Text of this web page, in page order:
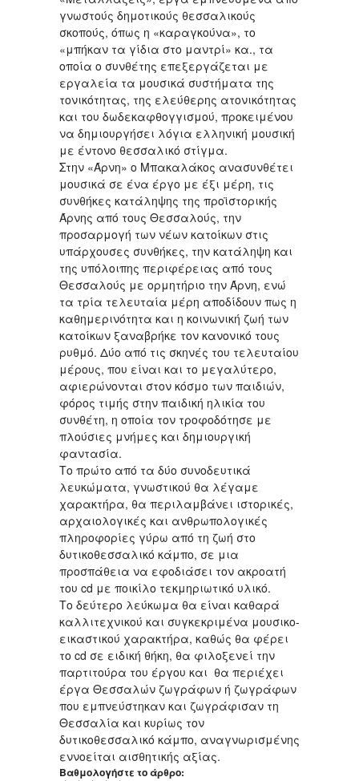
γνωστούς δημοτικούς θεσσαλικούς
σκοπούς, όπως η «καραγκούνα», το
«μπήκαν τα γίδια στο μαντρί» κα., τα
οποία ο συνθέτης επεξεργάζεται με
εργαλεία τα μουσικά συστήματα της
τονικότητας, της ελεύθερης ατονικότητας
και του δωδεκαφθογγισμού, προκειμένου
να δημιουργήσει λόγια ελληνική μουσική
με έντονο θεσσαλικό στίγμα.
Στην «Άρνη» ο Μπακαλάκος ανασυνθέτει
μουσικά σε ένα έργο με έξι μέρη, τις
συνθήκες κατάληψης της προϊστορικής
Άρνης από τους Θεσσαλούς, την
προσαρμογή των νέων κατοίκων στις
υπάρχουσες συνθήκες, την κατάληψη και
της υπόλοιπης περιφέρειας από τους
Θεσσαλούς με ορμητήριο την Άρνη, ενώ
τα τρία τελευταία μέρη αποδίδουν πως η
καθημερινότητα και η κοινωνική ζωή των
κατοίκων ξαναβρήκε τον κανονικό τους
ρυθμό. Δύο από τις σκηνές του τελευταίου
μέρους, που είναι και το μεγαλύτερο,
αφιερώνονται στον κόσμο των παιδιών,
φόρος τιμής στην παιδική ηλικία του
συνθέτη, η οποία τον τροφοδότησε με
πλούσιες μνήμες και δημιουργική
φαντασία.
Το πρώτο από τα δύο συνοδευτικά
λευκώματα, γνωστικού θα λέγαμε
χαρακτήρα, θα περιλαμβάνει ιστορικές,
αρχαιολογικές και ανθρωπολογικές
πληροφορίες γύρω από τη ζωή στο
δυτικοθεσσαλικό κάμπο, σε μια
προσπάθεια να εφοδιάσει τον ακροατή
του cd με ποικίλο τεκμηριωτικό υλικό.
Το δεύτερο λεύκωμα θα είναι καθαρά
καλλιτεχνικού και συγκεκριμένα μουσικο-
εικαστικού χαρακτήρα, καθώς θα φέρει
το cd σε ειδική θήκη, θα φιλοξενεί την
παρτιτούρα του έργου και θα περιέχει
έργα Θεσσαλών ζωγράφων ή ζωγράφων
που εμπνεύστηκαν και ζωγράφισαν τη
Θεσσαλία και κυρίως τον
δυτικοθεσσαλικό κάμπο, αναγνωρισμένης
εννοείται αισθητικής αξίας.
Βαθμολογήστε το άρθρο: